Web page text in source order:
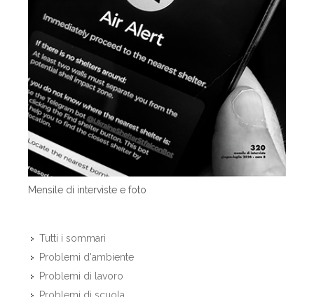
Mensile di interviste e foto
Tutti i sommari
Problemi d'ambiente
Problemi di lavoro